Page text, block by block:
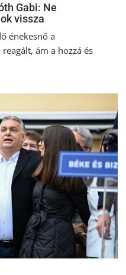
Gabi: Ne
vissza
énekesnő a
ám a hozzá és